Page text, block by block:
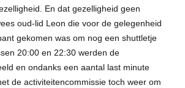
En dat gezelligheid geen
oud-lid Leon die voor de gelegenheid
gekomen was om nog een shuttletje
20:00 en 22:30 werden de
en ondanks een aantal last minute
de activiteitencommissie toch weer om